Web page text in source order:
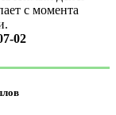
с момента
02